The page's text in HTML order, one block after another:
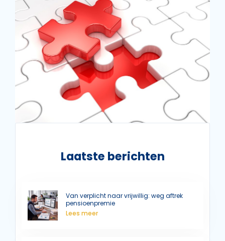
Laatste berichten
Van verplicht naar vrijwillig: weg aftrek
pensioenpremie
Lees meer